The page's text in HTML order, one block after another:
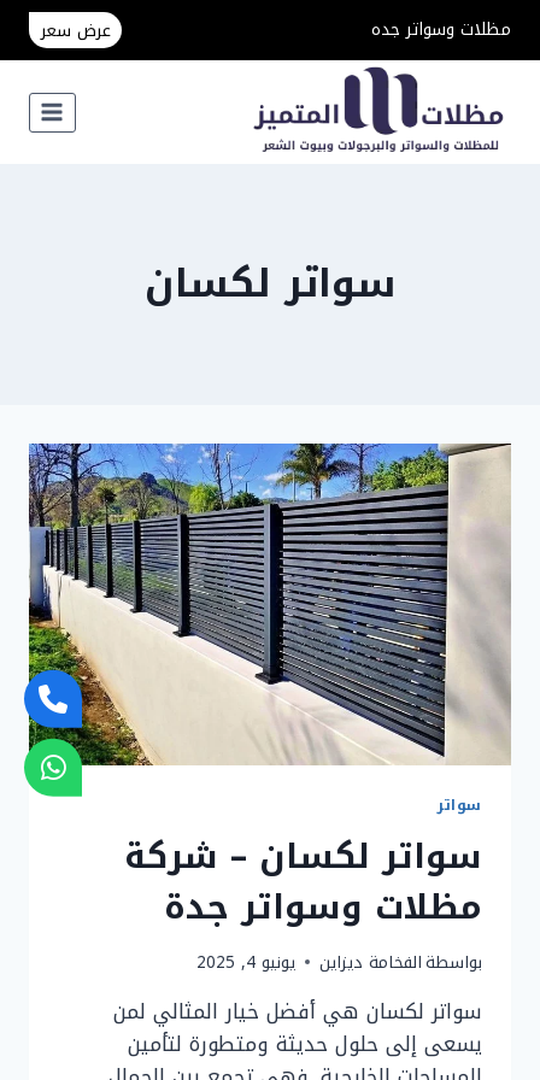
التجاوزمظلات وسواتر جده عرض سعر
سواتر لكسان
سواتر
سواتر لكسان – شركة
مظلات وسواتر جدة
بواسطةالفخامة ديزاين يونيو 4, 2025
سواتر لكسان هي أفضل خيار المثالي لمن
يسعى إلى حلول حديثة ومتطورة لتأمين